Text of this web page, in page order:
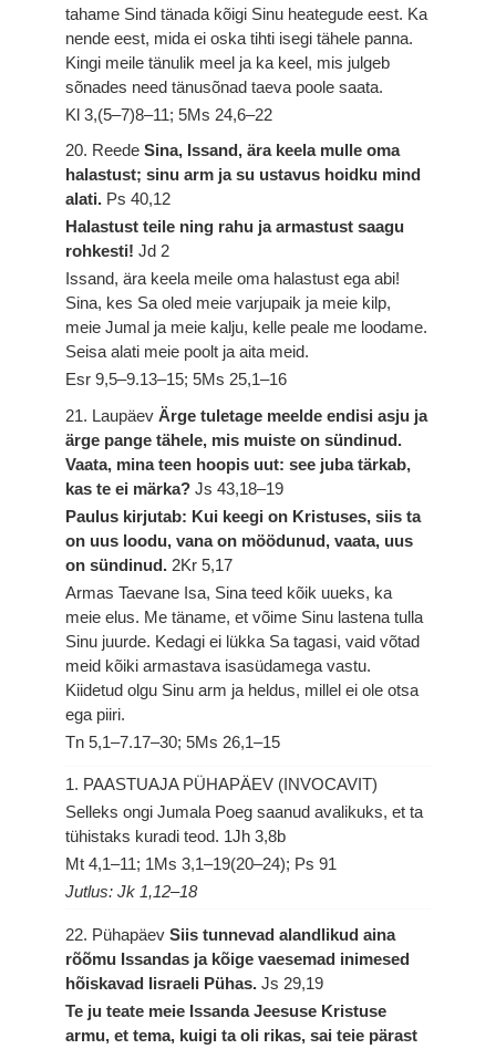
tahame Sind tänada kõigi Sinu heategude eest. Ka
nende eest, mida ei oska tihti isegi tähele panna.
Kingi meile tänulik meel ja ka keel, mis julgeb
sõnades need tänusõnad taeva poole saata.
Kl 3,(5–7)8–11; 5Ms 24,6–22
20. ReedeSina, Issand, ära keela mulle oma
halastust; sinu arm ja su ustavus hoidku mind
alati. Ps 40,12
Halastust teile ning rahu ja armastust saagu
rohkesti!Jd 2
Issand, ära keela meile oma halastust ega abi!
Sina, kes Sa oled meie varjupaik ja meie kilp,
meie Jumal ja meie kalju, kelle peale me loodame.
Seisa alati meie poolt ja aita meid.
Esr 9,5–9.13–15; 5Ms 25,1–16
21. LaupäevÄrge tuletage meelde endisi asju ja
ärge pange tähele, mis muiste on sündinud.
Vaata, mina teen hoopis uut: see juba tärkab,
kas te ei märka?Js 43,18–19
Paulus kirjutab: Kui keegi on Kristuses, siis ta
on uus loodu, vana on möödunud, vaata, uus
on sündinud. 2Kr 5,17
Armas Taevane Isa, Sina teed kõik uueks, ka
meie elus. Me täname, et võime Sinu lastena tulla
Sinu juurde. Kedagi ei lükka Sa tagasi, vaid võtad
meid kõiki armastava isasüdamega vastu.
Kiidetud olgu Sinu arm ja heldus, millel ei ole otsa
ega piiri.
Tn 5,1–7.17–30; 5Ms 26,1–15
1. PAASTUAJA PÜHAPÄEV (INVOCAVIT)
Selleks ongi Jumala Poeg saanud avalikuks, et ta
tühistaks kuradi teod. 1Jh 3,8b
Mt 4,1–11; 1Ms 3,1–19(20–24); Ps 91
Jutlus: Jk 1,12–18
22. PühapäevSiis tunnevad alandlikud aina
rõõmu Issandas ja kõige vaesemad inimesed
hõiskavad Iisraeli Pühas.Js 29,19
Te ju teate meie Issanda Jeesuse Kristuse
armu, et tema, kuigi ta oli rikas, sai teie pärast